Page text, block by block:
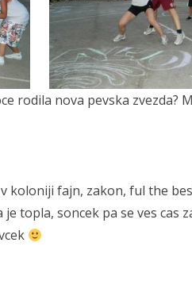
rodila nova pevska zvezda?
koloniji fajn, zakon, ful the
topla, soncek pa se ves cas